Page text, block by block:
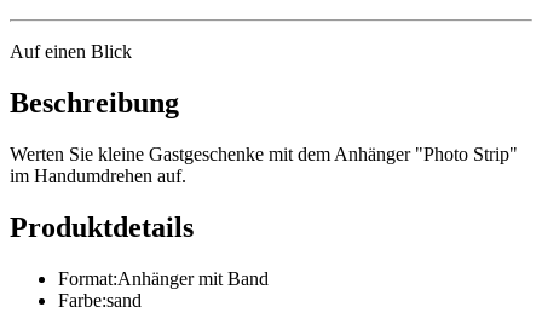
Auf einen Blick
Beschreibung
Werten Sie kleine Gastgeschenke mit dem Anhänger "Photo Strip"
im Handumdrehen auf.
Produktdetails
Format:Anhänger mit Band
Farbe:sand